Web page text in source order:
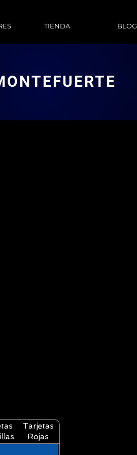
TIENDA BLOG
Tarjetas
Rojas